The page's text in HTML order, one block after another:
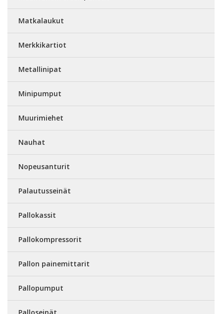
Matkalaukut
Merkkikartiot
Metallinipat
Minipumput
Muurimiehet
Nauhat
Nopeusanturit
Palautusseinät
Pallokassit
Pallokompressorit
Pallon painemittarit
Pallopumput